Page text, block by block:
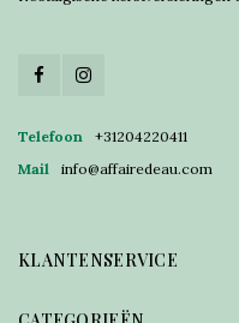
Telefoon
+31204220411
Mail
info@affairedeau.com
KLANTENSERVICE